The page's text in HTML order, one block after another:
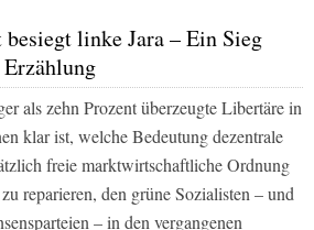
linke Jara – Ein Sieg
als zehn Prozent überzeugte Libertäre in
klar ist, welche Bedeutung dezentrale
freie marktwirtschaftliche Ordnung
reparieren, den grüne Sozialisten – und
– in den vergangenen